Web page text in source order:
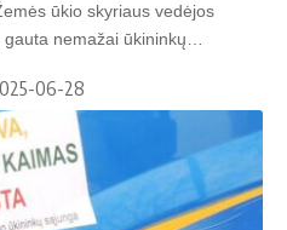
ūkio skyriaus vedėjos
gauta nemažai ūkininkų…
06-28